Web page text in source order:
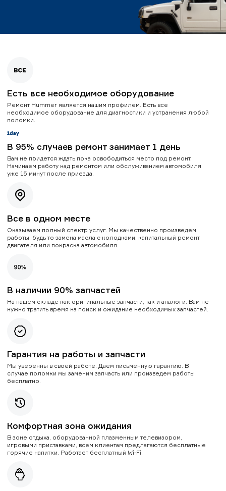
Есть все необходимое оборудование
Ремонт Hummer является нашим профилем. Есть все
необходимое оборудование для диагностики и устранения любой
поломки.
В 95% случаев ремонт занимает 1 день
Вам не придется ждать пока освободиться место под ремонт.
Начинаем работу над ремонтом или обслуживанием автомобиля
уже 15 минут после приезда.
Все в одном месте
Оказываем полный спектр услуг. Мы качественно произведем
работы, будь то замена масла с колодками, капитальный ремонт
двигателя или покраска автомобиля.
В наличии 90% запчастей
На нашем складе как оригинальные запчасти, так и аналоги. Вам не
нужно тратить время на поиск и ожидание необходимых запчастей.
Гарантия на работы и запчасти
Мы уверенны в своей работе. Даем письменную гарантию. В
случае поломки мы заменим запчасть или произведем работы
бесплатно.
Комфортная зона ожидания
В зоне отдыха, оборудованной плазменным телевизором,
игровыми приставками, всем клиентам предлагаются бесплатные
горячие напитки. Работает бесплатный Wi-Fi.